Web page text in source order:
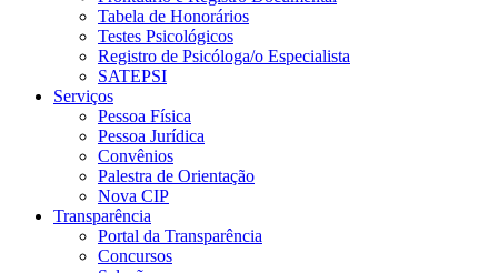
Tabela de Honorários
Testes Psicológicos
Registro de Psicóloga/o Especialista
SATEPSI
Serviços
Pessoa Física
Pessoa Jurídica
Convênios
Palestra de Orientação
Nova CIP
Transparência
Portal da Transparência
Concursos